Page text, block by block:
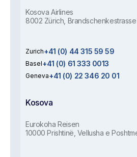
Kosova Airlines
8002 Zürich, Brandschenkestrasse
Zurich+41 (0) 44 315 59 59
Basel+41 (0) 61 333 0013
Geneva+41 (0) 22 346 20 01
Kosova
Eurokoha Reisen
10000 Prishtinë, Vellusha e